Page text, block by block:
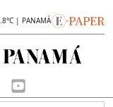
| PANAMÁ